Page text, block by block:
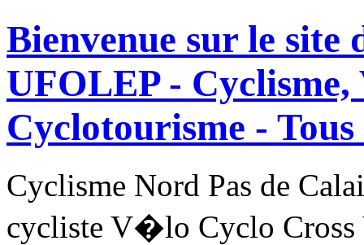
Bienvenue sur le site
UFOLEP -
Cyclotourisme -
Cyclisme Nord Pas de
cycliste V�lo Cyclo Cross